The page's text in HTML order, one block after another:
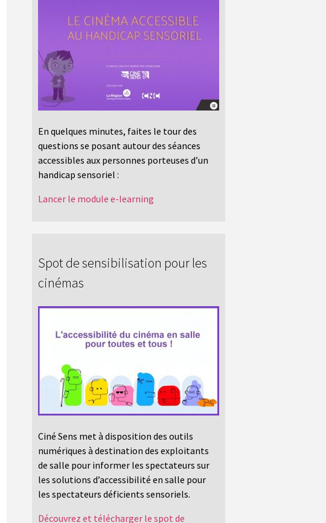
En quelques minutes, faites le tour des
questions se posant autour des séances
accessibles aux personnes porteuses d’un
handicap sensoriel :
Lancer le module e-learning
Spot de sensibilisation pour les
cinémas
Ciné Sens met à disposition des outils
numériques à destination des exploitants
de salle pour informer les spectateurs sur
les solutions d’accessibilité en salle pour
les spectateurs déficients sensoriels.
Découvrez et télécharger le spot de